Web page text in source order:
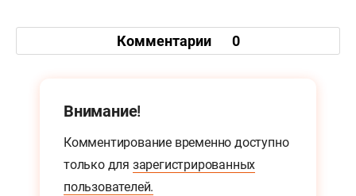
Комментарии 0
Внимание!
Комментирование временно доступно
только для зарегистрированных
пользователей.